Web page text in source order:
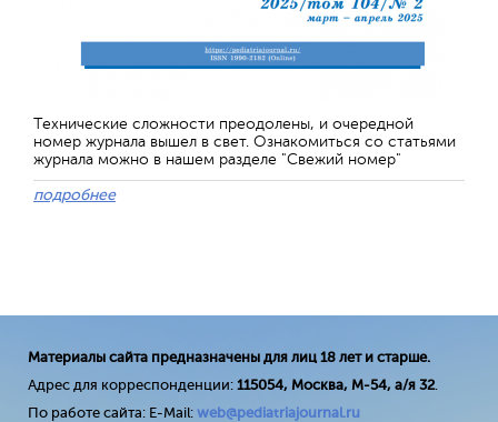
Технические сложности преодолены, и очередной
номер журнала вышел в свет. Ознакомиться со статьями
журнала можно в нашем разделе "Свежий номер"
подробнее
Материалы сайта предназначены для лиц 18 лет и старше.
Адрес для корреспонденции: 115054, Москва, М-54, а/я 32.
По работе сайта: E-Mail: web@pediatriajournal.ru